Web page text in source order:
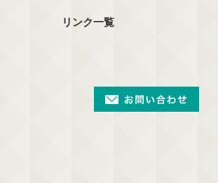
リンク一覧